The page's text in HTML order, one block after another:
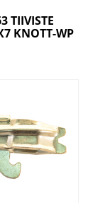
TIIVISTE
KNOTT-WP